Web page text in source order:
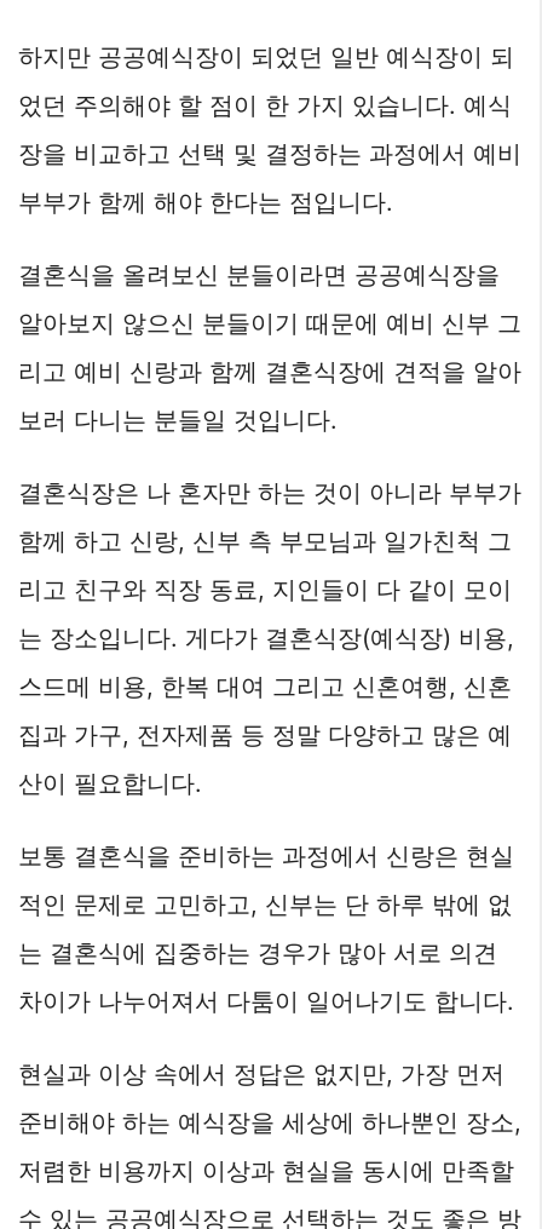
하지만 공공예식장이 되었던 일반 예식장이 되
었던 주의해야 할 점이 한 가지 있습니다. 예식
장을 비교하고 선택 및 결정하는 과정에서 예비
부부가 함께 해야 한다는 점입니다.
결혼식을 올려보신 분들이라면 공공예식장을
알아보지 않으신 분들이기 때문에 예비 신부 그
리고 예비 신랑과 함께 결혼식장에 견적을 알아
보러 다니는 분들일 것입니다.
결혼식장은 나 혼자만 하는 것이 아니라 부부가
함께 하고 신랑, 신부 측 부모님과 일가친척 그
리고 친구와 직장 동료, 지인들이 다 같이 모이
는 장소입니다. 게다가 결혼식장(예식장) 비용,
스드메 비용, 한복 대여 그리고 신혼여행, 신혼
집과 가구, 전자제품 등 정말 다양하고 많은 예
산이 필요합니다.
보통 결혼식을 준비하는 과정에서 신랑은 현실
적인 문제로 고민하고, 신부는 단 하루 밖에 없
는 결혼식에 집중하는 경우가 많아 서로 의견
차이가 나누어져서 다툼이 일어나기도 합니다.
현실과 이상 속에서 정답은 없지만, 가장 먼저
준비해야 하는 예식장을 세상에 하나뿐인 장소,
저렴한 비용까지 이상과 현실을 동시에 만족할
수 있는 공공예식장으로 선택하는 것도 좋은 방